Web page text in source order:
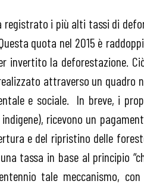
registrato i più alti tassi di
quota nel 2015 è
invertito la deforestazione.
attraverso un quadro
e sociale. In breve, i
ricevono un
e del ripristino delle
tassa in base al principio
tale meccanismo,